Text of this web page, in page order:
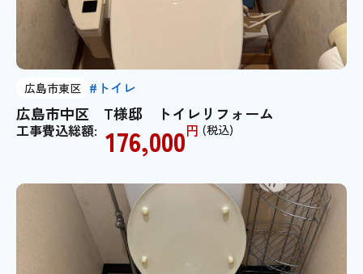
広島市東区 #トイレ
広島市中区 T様邸 トイレリフォーム
工事費込総額: 176,000円 (税込)